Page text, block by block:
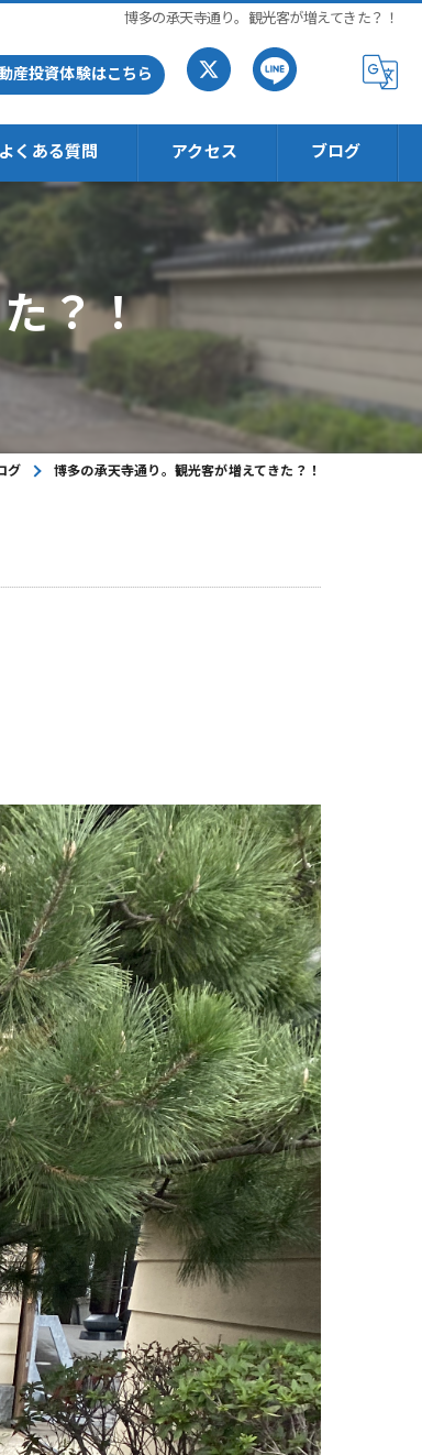
博多の承天寺通り。観光客が増えてきた？！
産投資体験はこちら
よくある質問 アクセス ブログ
？！
グ 博多の承天寺通り。観光客が増えてきた？！